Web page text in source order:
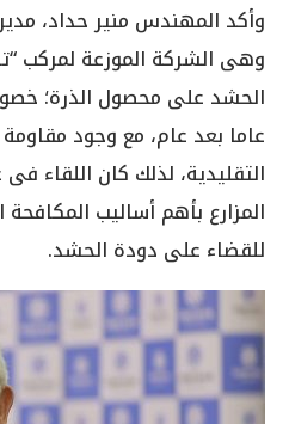
وأكد المهندس منير حداد،
وهى الشركة الموزعة لمركب
الحشد على محصول الذرة؛
عاما بعد عام، مع وجود
التقليدية، لذلك كان اللقاء
المزارع بأهم أساليب المكافحة
للقضاء على دودة الحشد.